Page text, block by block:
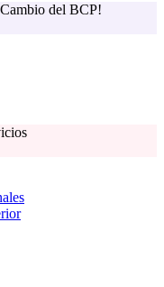
del BCP!